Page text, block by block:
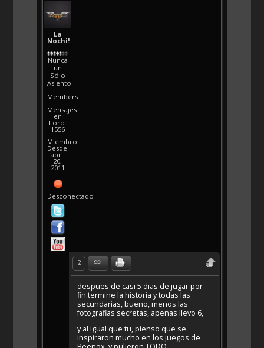
La
Nochi!
Nunca
un
Sólo
Asiento
Members
Mensajes
en
Foro:
1556
Miembro
Desde:
abril
20,
2011
Desconectado
2
despues de casi 5 dias de jugar por
fin termine la historia y todas las
secundarias, bueno, menos las
fotografias secretas, apenas llevo 6,
y al igual que tu, pienso que se
inspiraron mucho en los juegos de